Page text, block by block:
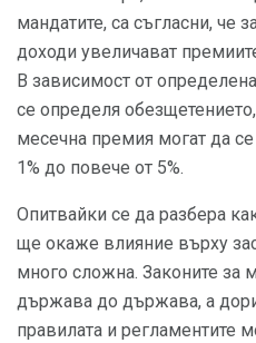
мандатите, са съгласни, че
доходи увеличават
В зависимост от
се определя
месечна премия могат да
1% до повече от 5%.
Опитвайки се да разбера
ще окаже влияние върху
много сложна. Законите за
държава до държава, а
правилата и регламентите